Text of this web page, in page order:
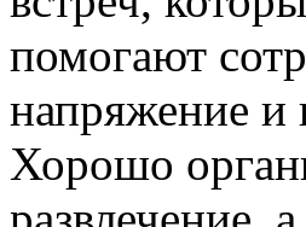
помогают
напряжение и
Хорошо